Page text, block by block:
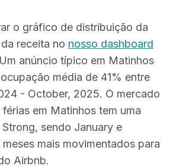
o gráfico de distribuição da
receita no nosso dashboard
anúncio típico em Matinhos
média de 41% entre
- October, 2025. O mercado
em Matinhos tem uma
sendo January e
mais movimentados para
Airbnb.